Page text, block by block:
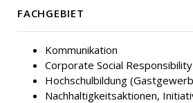
FACHGEBIET
Kommunikation
Corporate Social Responsibility
Hochschulbildung
Nachhaltigkeitsaktionen,